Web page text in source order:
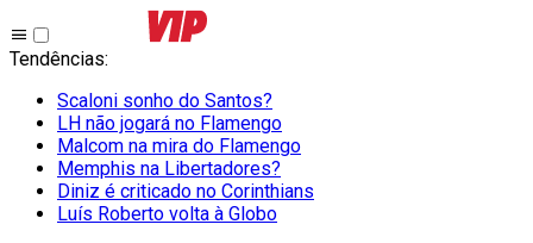
Tendências:
Scaloni sonho do Santos?
LH não jogará no Flamengo
Malcom na mira do Flamengo
Memphis na Libertadores?
Diniz é criticado no Corinthians
Luís Roberto volta à Globo